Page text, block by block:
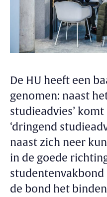
De HU heeft een
genomen: naast
studieadvies’
‘dringend
naast zich neer
in de goede
studentenvakbond
de bond het